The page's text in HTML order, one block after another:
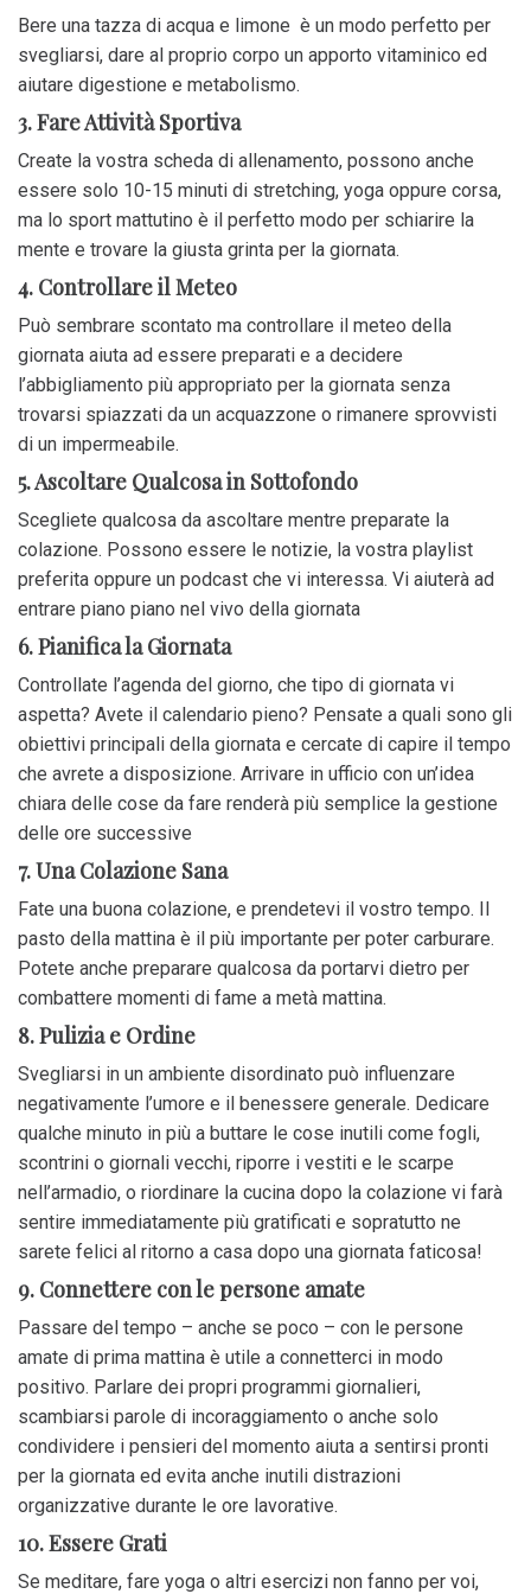
Bere una tazza di acqua e limone è un modo perfetto per
svegliarsi, dare al proprio corpo un apporto vitaminico ed
aiutare digestione e metabolismo.
3. Fare Attività Sportiva
Create la vostra scheda di allenamento, possono anche
essere solo 10-15 minuti di stretching, yoga oppure corsa,
ma lo sport mattutino è il perfetto modo per schiarire la
mente e trovare la giusta grinta per la giornata.
4. Controllare il Meteo
Può sembrare scontato ma controllare il meteo della
giornata aiuta ad essere preparati e a decidere
l’abbigliamento più appropriato per la giornata senza
trovarsi spiazzati da un acquazzone o rimanere sprovvisti
di un impermeabile.
5. Ascoltare Qualcosa in Sottofondo
Scegliete qualcosa da ascoltare mentre preparate la
colazione. Possono essere le notizie, la vostra playlist
preferita oppure un podcast che vi interessa. Vi aiuterà ad
entrare piano piano nel vivo della giornata
6. Pianifica la Giornata
Controllate l’agenda del giorno, che tipo di giornata vi
aspetta? Avete il calendario pieno? Pensate a quali sono gli
obiettivi principali della giornata e cercate di capire il tempo
che avrete a disposizione. Arrivare in ufficio con un’idea
chiara delle cose da fare renderà più semplice la gestione
delle ore successive
7. Una Colazione Sana
Fate una buona colazione, e prendetevi il vostro tempo. Il
pasto della mattina è il più importante per poter carburare.
Potete anche preparare qualcosa da portarvi dietro per
combattere momenti di fame a metà mattina.
8. Pulizia e Ordine
Svegliarsi in un ambiente disordinato può influenzare
negativamente l’umore e il benessere generale. Dedicare
qualche minuto in più a buttare le cose inutili come fogli,
scontrini o giornali vecchi, riporre i vestiti e le scarpe
nell’armadio, o riordinare la cucina dopo la colazione vi farà
sentire immediatamente più gratificati e sopratutto ne
sarete felici al ritorno a casa dopo una giornata faticosa!
9. Connettere con le persone amate
Passare del tempo – anche se poco – con le persone
amate di prima mattina è utile a connetterci in modo
positivo. Parlare dei propri programmi giornalieri,
scambiarsi parole di incoraggiamento o anche solo
condividere i pensieri del momento aiuta a sentirsi pronti
per la giornata ed evita anche inutili distrazioni
organizzative durante le ore lavorative.
10. Essere Grati
Se meditare, fare yoga o altri esercizi non fanno per voi,